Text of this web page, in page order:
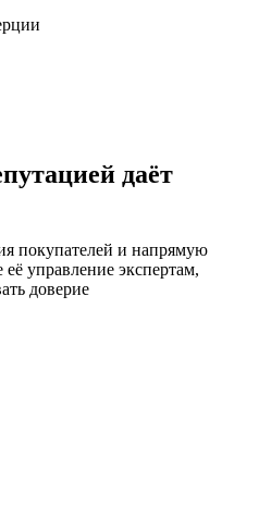
даёт
покупателей и напрямую
управление экспертам,
доверие